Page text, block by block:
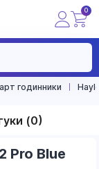
0
годинники
(0)
Pro Blue